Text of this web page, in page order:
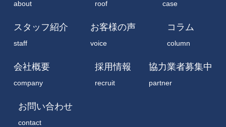
about roof case
スタッフ紹介
staff
お客様の声
voice
コラム
column
会社概要
company
採用情報
recruit
協力業者募集中
partner
お問い合わせ
contact